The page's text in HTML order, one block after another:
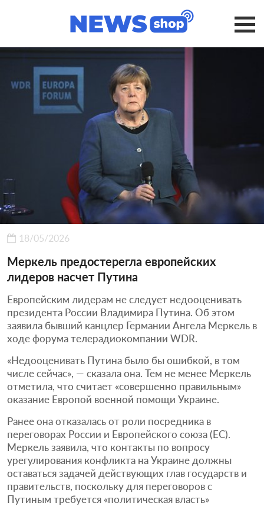
18/05/2026
Меркель предостерегла европейских
лидеров насчет Путина
Европейским лидерам не следует недооценивать
президента России Владимира Путина. Об этом
заявила бывший канцлер Германии Ангела Меркель в
ходе форума телерадиокомпании WDR.
«Недооценивать Путина было бы ошибкой, в том
числе сейчас», — сказала она. Тем не менее Меркель
отметила, что считает «совершенно правильным»
оказание Европой военной помощи Украине.
Ранее она отказалась от роли посредника в
переговорах России и Европейского союза (ЕС).
Меркель заявила, что контакты по вопросу
урегулирования конфликта на Украине должны
оставаться задачей действующих глав государств и
правительств, поскольку для переговоров с
Путиным требуется «политическая власть»